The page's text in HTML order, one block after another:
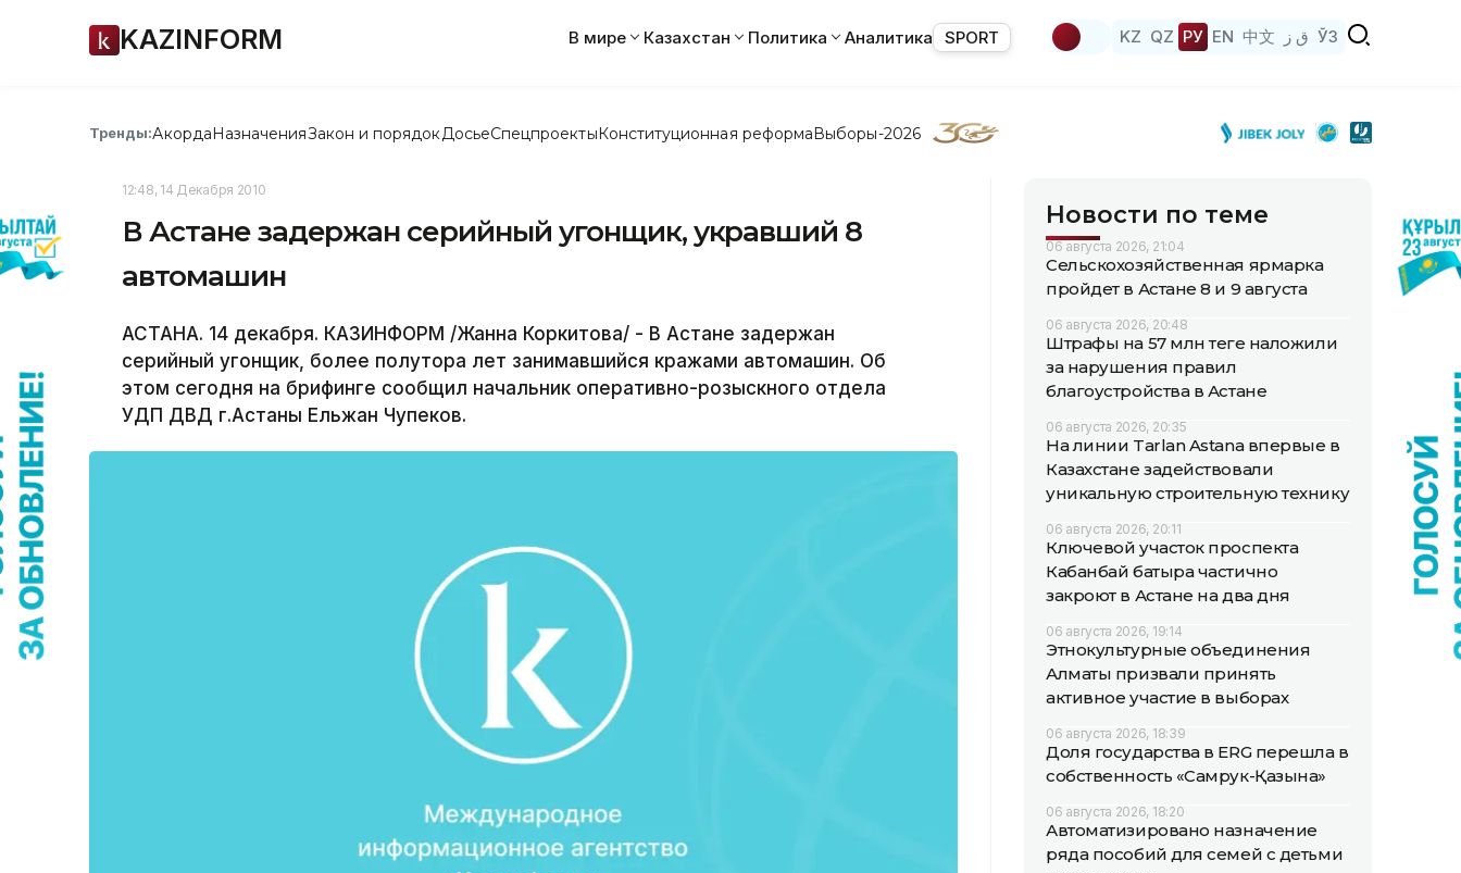
KAZINFORM В мире Казахстан Политика Аналитика SPORT KZ QZ РУ EN 中文 ق ز ЎЗ
Тренды:АкордаНазначенияЗакон и порядок ДосьеСпецпроектыКонституционная реформаВыборы-2026
12:48, 14 Декабря 2010
В Астане задержан серийный угонщик, укравший 8
автомашин
АСТАНА. 14 декабря. КАЗИНФОРМ /Жанна Коркитова/ - В Астане задержан
серийный угонщик, более полутора лет занимавшийся кражами автомашин. Об
этом сегодня на брифинге сообщил начальник оперативно-розыскного отдела
УДП ДВД г.Астаны Ельжан Чупеков.
Новости по теме
06 августа 2026, 21:04
Сельскохозяйственная ярмарка
пройдет в Астане 8 и 9 августа
06 августа 2026, 20:48
Штрафы на 57 млн теңге наложили
за нарушения правил
благоустройства в Астане
06 августа 2026, 20:35
На линии Tarlan Astana впервые в
Казахстане задействовали
уникальную строительную технику
06 августа 2026, 20:11
Ключевой участок проспекта
Кабанбай батыра частично
закроют в Астане на два дня
06 августа 2026, 19:14
Этнокультурные объединения
Алматы призвали принять
активное участие в выборах
06 августа 2026, 18:39
Доля государства в ERG перешла в
собственность «Самрук-Қазына»
06 августа 2026, 18:20
Автоматизировано назначение
ряда пособий для семей с детьми